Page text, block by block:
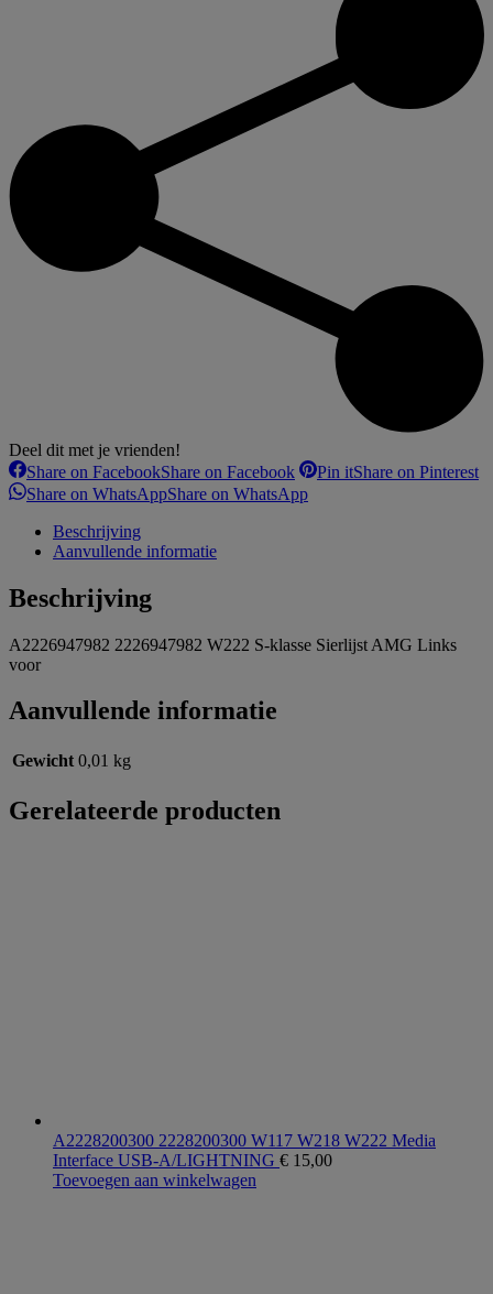
Deel dit met je vrienden!
Share on FacebookShare on Facebook Pin itShare on Pinterest
Share on WhatsAppShare on WhatsApp
Beschrijving
Aanvullende informatie
Beschrijving
A2226947982 2226947982 W222 S-klasse Sierlijst AMG Links
voor
Aanvullende informatie
Gewicht 0,01 kg
Gerelateerde producten
A2228200300 2228200300 W117 W218 W222 Media
Interface USB-A/LIGHTNING € 15,00
Toevoegen aan winkelwagen